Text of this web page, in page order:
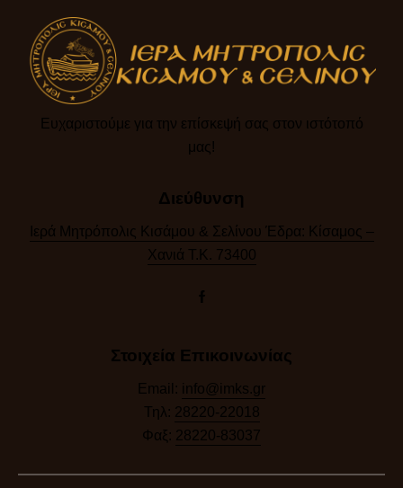
Ευχαριστούμε για την επίσκεψή σας στον ιστότοπό
μας!​
Διεύθυνση
Ιερά Μητρόπολις Κισάμου & Σελίνου Έδρα: Κίσαμος –
Χανιά Τ.Κ. 73400
Στοιχεία Επικοινωνίας
Email: info@imks.gr
Τηλ: 28220-22018
Φαξ: 28220-83037